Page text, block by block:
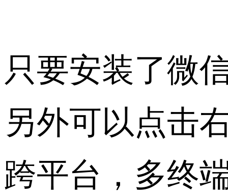
只要安装了微
另外可以点击
跨平台，多终